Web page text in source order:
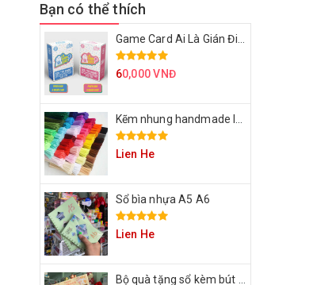
Bạn có thể thích
60,000 VNĐ
Lien He
Sổ bìa nhựa A5 A6
Lien He